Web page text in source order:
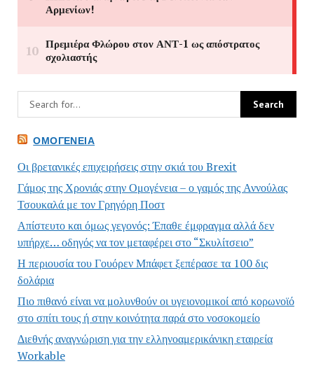
ΟΜΟΓΈΝΕΙΑ
Οι βρετανικές επιχειρήσεις στην σκιά του Brexit
Γάμος της Χρονιάς στην Ομογένεια – ο γαμός της Αννούλας
Τσουκαλά με τον Γρηγόρη Ποστ
Απίστευτο και όμως γεγονός: Έπαθε έμφραγμα αλλά δεν
υπήρχε… οδηγός να τον μεταφέρει στο “Σκυλίτσειο”
Η περιουσία του Γουόρεν Μπάφετ ξεπέρασε τα 100 δις
δολάρια
Πιο πιθανό είναι να μολυνθούν οι υγειονομικοί από κορωνοϊό
στο σπίτι τους ή στην κοινότητα παρά στο νοσοκομείο
Διεθνής αναγνώριση για την ελληνοαμερικάνικη εταιρεία
Workable